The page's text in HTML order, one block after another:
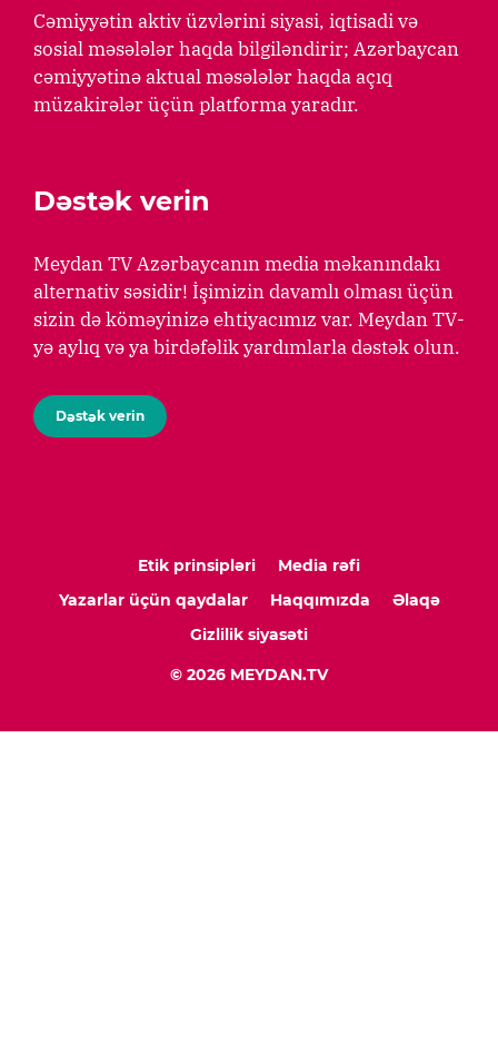
Cəmiyyətin aktiv üzvlərini siyasi, iqtisadi və
sosial məsələlər haqda bilgiləndirir; Azərbaycan
cəmiyyətinə aktual məsələlər haqda açıq
müzakirələr üçün platforma yaradır.
Dəstək verin
Meydan TV Azərbaycanın media məkanındakı
alternativ səsidir! İşimizin davamlı olması üçün
sizin də köməyinizə ehtiyacımız var. Meydan TV-
yə aylıq və ya birdəfəlik yardımlarla dəstək olun.
Dəstək verin
Etik prinsipləri
Media rəfi
Yazarlar üçün qaydalar
Haqqımızda
Əlaqə
Gizlilik siyasəti
© 2026 MEYDAN.TV